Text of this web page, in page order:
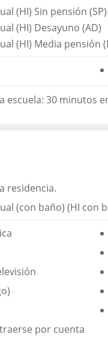
(HI) Sin pensión (SP)
(HI) Desayuno (AD)
(HI) Media pensión
escuela: 30 minutos
residencia.
(con baño) (HI con
por cuenta